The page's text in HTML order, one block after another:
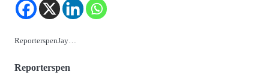
ReporterspenJay…
Reporterspen